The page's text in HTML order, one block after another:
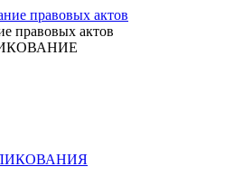
правовых актов